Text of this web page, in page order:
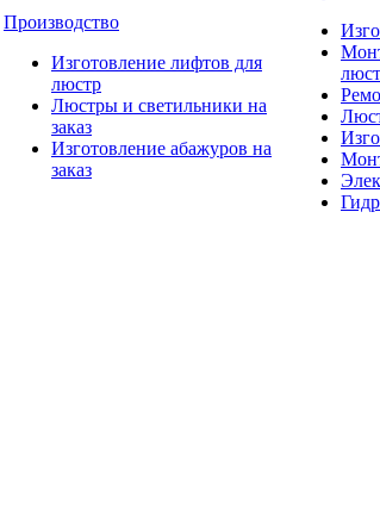
Производство
Изготовление лифтов для
люстр
Люстры и светильники на
заказ
Изготовление абажуров на
заказ